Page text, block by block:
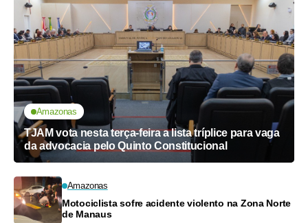
Amazonas
TJAM vota nesta terça-feira a lista tríplice para vaga
da advocacia pelo Quinto Constitucional
Amazonas
Motociclista sofre acidente violento na Zona Norte
de Manaus